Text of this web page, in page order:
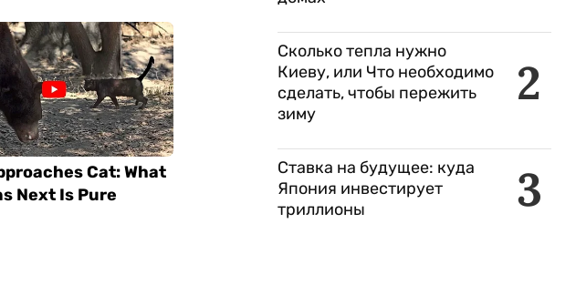
2
Сколько тепла нужно
Киеву, или Что необходимо
сделать, чтобы пережить
зиму
3
Ставка на будущее: куда
Япония инвестирует
триллионы